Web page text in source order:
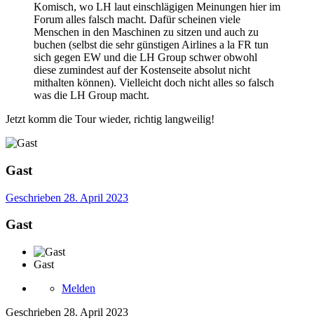
Komisch, wo LH laut einschlägigen Meinungen hier im
Forum alles falsch macht. Dafür scheinen viele
Menschen in den Maschinen zu sitzen und auch zu
buchen (selbst die sehr günstigen Airlines a la FR tun
sich gegen EW und die LH Group schwer obwohl
diese zumindest auf der Kostenseite absolut nicht
mithalten können). Vielleicht doch nicht alles so falsch
was die LH Group macht.
Jetzt komm die Tour wieder, richtig langweilig!
Gast
Geschrieben 28. April 2023
Gast
Gast
Melden
Geschrieben 28. April 2023